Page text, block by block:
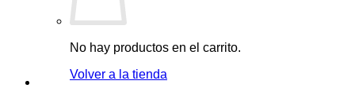
No hay productos en el carrito.
Volver a la tienda